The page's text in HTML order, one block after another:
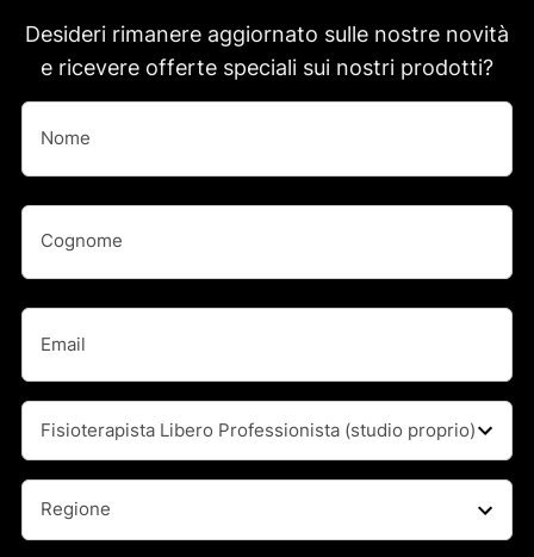
Desideri rimanere aggiornato sulle nostre novità
e ricevere offerte speciali sui nostri prodotti?
Nome
Nome
Email
Professione
Regione